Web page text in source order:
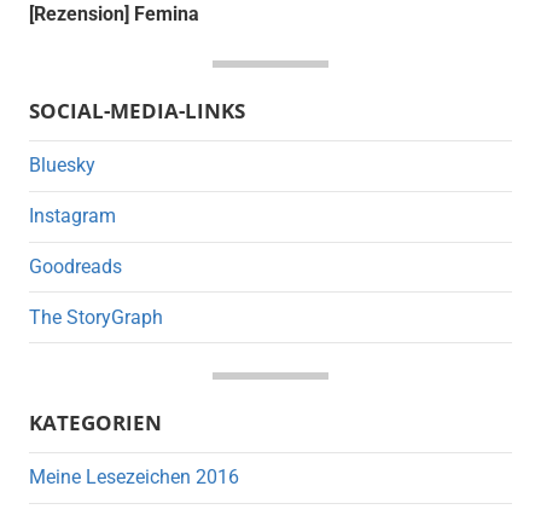
[Rezension] Femina
SOCIAL-MEDIA-LINKS
Bluesky
Instagram
Goodreads
The StoryGraph
KATEGORIEN
Meine Lesezeichen 2016